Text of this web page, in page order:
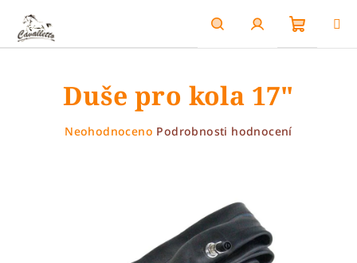
obsah
HledatPřihlášení
Duše pro kola 17"
Průměrné
Neohodnoceno Podrobnosti hodnocení